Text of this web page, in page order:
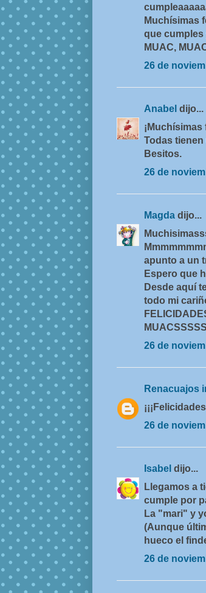
Muchísimas
que
MUAC,
26 de
Anabel dijo...
Todas
Besitos.
26 de
Magda dijo...
apunto a un
Espero que
Desde aquí
todo mi
26 de
Renacuajos
26 de
Isabel dijo...
Llegamos a
cumple por
La "mari" y
(Aunque
hueco el
26 de